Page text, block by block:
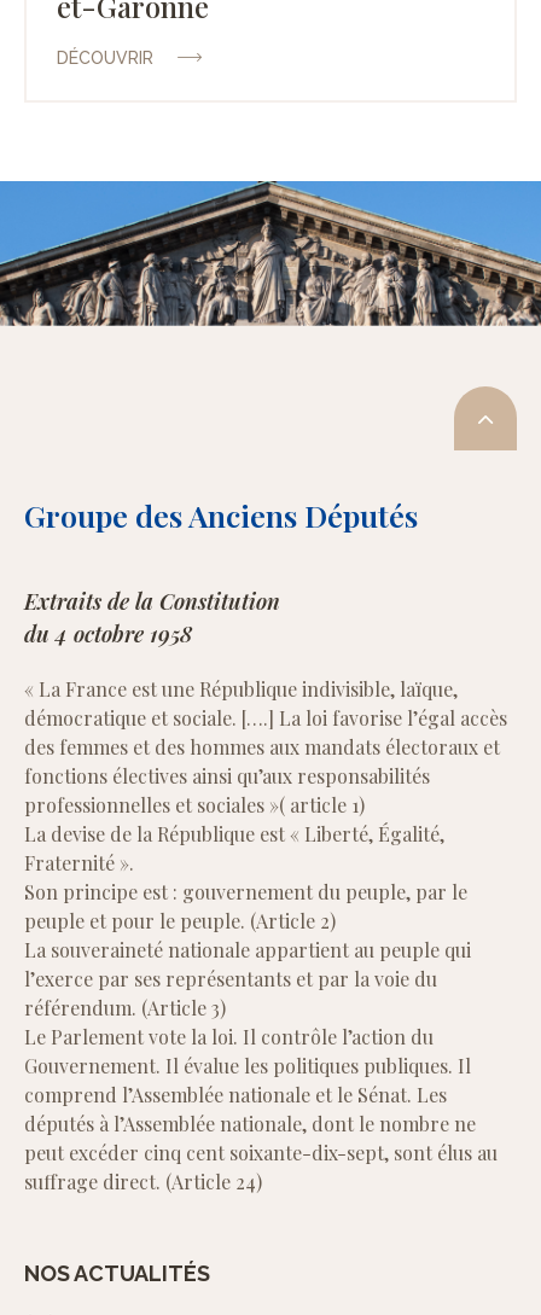
DÉCOUVRIR
Groupe des Anciens Députés
Extraits de la Constitution
du 4 octobre 1958
« La France est une République indivisible, laïque,
démocratique et sociale. [….] La loi favorise l’égal accès
des femmes et des hommes aux mandats électoraux et
fonctions électives ainsi qu’aux responsabilités
professionnelles et sociales »( article 1)
La devise de la République est « Liberté, Égalité,
Fraternité ».
Son principe est : gouvernement du peuple, par le
peuple et pour le peuple. (Article 2)
La souveraineté nationale appartient au peuple qui
l’exerce par ses représentants et par la voie du
référendum. (Article 3)
Le Parlement vote la loi. Il contrôle l’action du
Gouvernement. Il évalue les politiques publiques. Il
comprend l’Assemblée nationale et le Sénat. Les
députés à l’Assemblée nationale, dont le nombre ne
peut excéder cinq cent soixante-dix-sept, sont élus au
suffrage direct. (Article 24)
NOS ACTUALITÉS